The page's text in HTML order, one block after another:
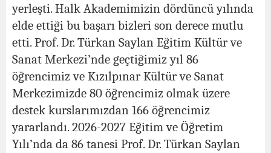
yerleşti. Halk Akademimizin dördüncü yılında
elde ettiği bu başarı bizleri son derece mutlu
etti. Prof. Dr. Türkan Saylan Eğitim Kültür ve
Sanat Merkezi’nde geçtiğimiz yıl 86
öğrencimiz ve Kızılpınar Kültür ve Sanat
Merkezimizde 80 öğrencimiz olmak üzere
destek kurslarımızdan 166 öğrencimiz
yararlandı. 2026-2027 Eğitim ve Öğretim
Yılı’nda da 86 tanesi Prof. Dr. Türkan Saylan